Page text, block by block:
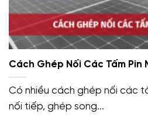
Cách Ghép Nối Các Tấm Pin
Có nhiều cách ghép nối các
nối tiếp, ghép song...